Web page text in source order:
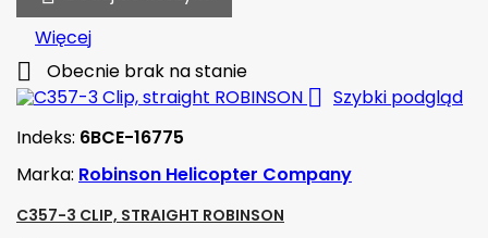
Więcej
 Obecnie brak na stanie
 Szybki podgląd
Indeks: 6BCE-16775
Marka: Robinson Helicopter Company
C357-3 CLIP, STRAIGHT ROBINSON